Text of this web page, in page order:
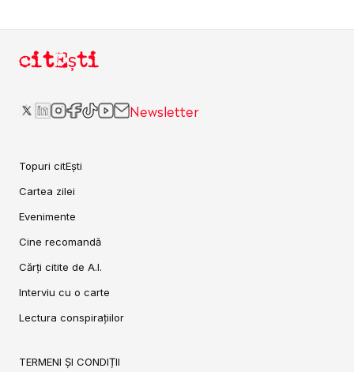
citEști
Newsletter
Topuri citEști
Cartea zilei
Evenimente
Cine recomandă
Cărți citite de A.I.
Interviu cu o carte
Lectura conspirațiilor
TERMENI ȘI CONDIȚII